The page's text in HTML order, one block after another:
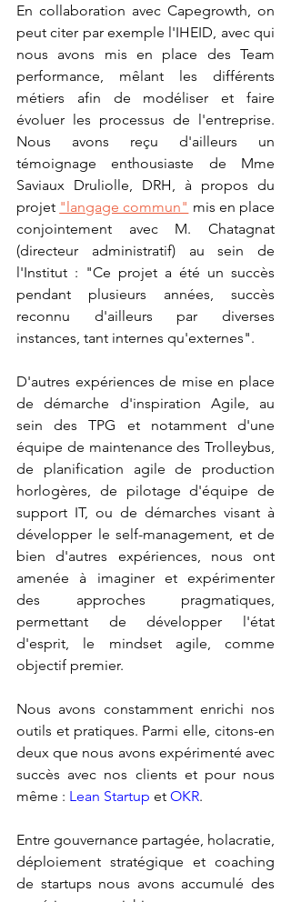
En collaboration avec Capegrowth, on
peut citer par exemple l'IHEID, avec qui
nous avons mis en place des Team
performance, mêlant les différents
métiers afin de modéliser et faire
évoluer les processus de l'entreprise.
Nous avons reçu d'ailleurs un
témoignage enthousiaste de Mme
Saviaux Druliolle, DRH, à propos du
projet "langage commun" mis en place
conjointement avec M. Chatagnat
(directeur administratif) au sein de
l'Institut : "Ce projet a été un succès
pendant plusieurs années, succès
reconnu d'ailleurs par diverses
instances, tant internes qu'externes".
D'autres expériences de mise en place
de démarche d'inspiration Agile, au
sein des TPG et notamment d'une
équipe de maintenance des Trolleybus,
de planification agile de production
horlogères, de pilotage d'équipe de
support IT, ou de démarches visant à
développer le self-management, et de
bien d'autres expériences, nous ont
amenée à imaginer et expérimenter
des approches pragmatiques,
permettant de développer l'état
d'esprit, le mindset agile, comme
objectif premier.
Nous avons constamment enrichi nos
outils et pratiques. Parmi elle, citons-en
deux que nous avons expérimenté avec
succès avec nos clients et pour nous
même : Lean Startup et OKR.
Entre gouvernance partagée, holacratie,
déploiement stratégique et coaching
de startups nous avons accumulé des